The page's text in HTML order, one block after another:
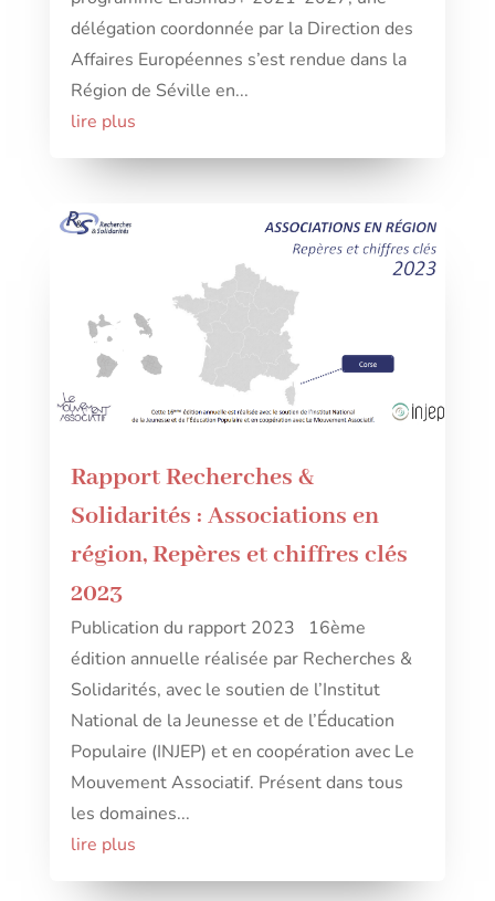
délégation coordonnée par la Direction des
Affaires Européennes s’est rendue dans la
Région de Séville en...
lire plus
Rapport Recherches &
Solidarités : Associations en
région, Repères et chiffres clés
2023
Publication du rapport 2023 16ème
édition annuelle réalisée par Recherches &
Solidarités, avec le soutien de l’Institut
National de la Jeunesse et de l’Éducation
Populaire (INJEP) et en coopération avec Le
Mouvement Associatif. Présent dans tous
les domaines...
lire plus